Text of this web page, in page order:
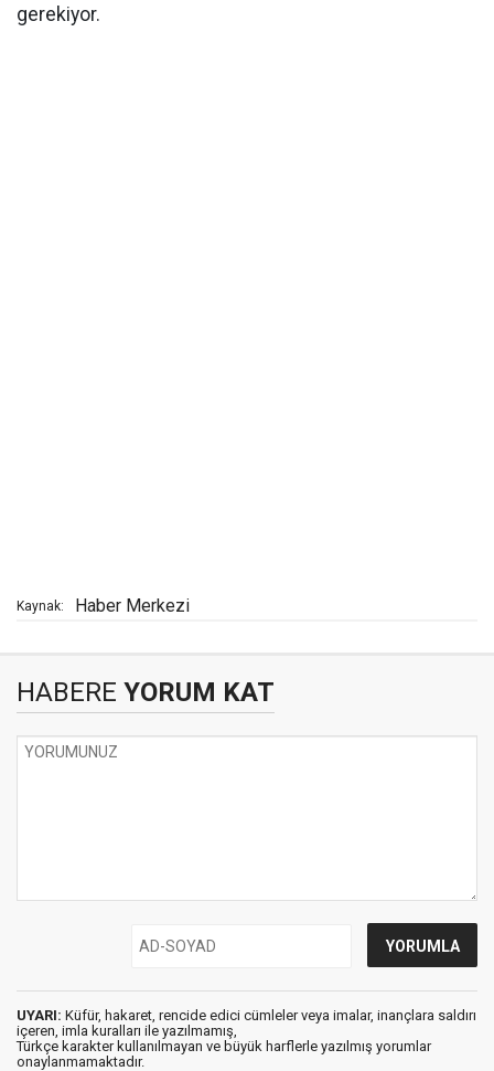
gerekiyor.
Kaynak: Haber Merkezi
HABERE YORUM KAT
UYARI: Küfür, hakaret, rencide edici cümleler veya imalar, inançlara saldırı
içeren, imla kuralları ile yazılmamış,
Türkçe karakter kullanılmayan ve büyük harflerle yazılmış yorumlar
onaylanmamaktadır.